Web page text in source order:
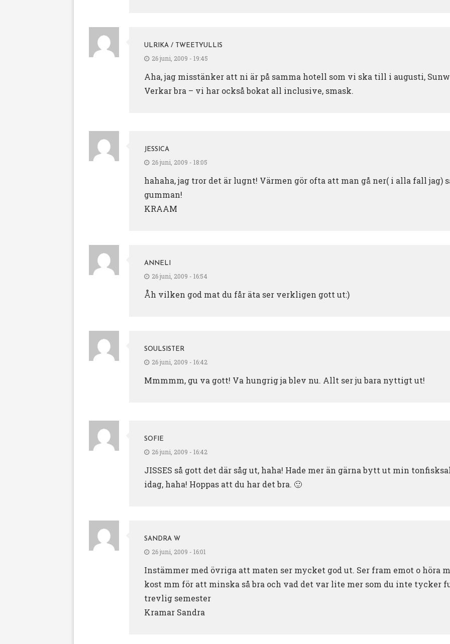
ULRIKA / TWEETYULLIS
26 juni, 2009 - 19:45
Aha, jag misstänker att ni är på samma hotell som vi ska till i augusti,
Verkar bra – vi har också bokat all inclusive, smask.
JESSICA
26 juni, 2009 - 18:05
hahaha, jag tror det är lugnt! Värmen gör ofta att man gå ner( i alla fall jag)
gumman!
KRAAM
ANNELI
26 juni, 2009 - 16:54
Åh vilken god mat du får äta ser verkligen gott ut:)
SOULSISTER
26 juni, 2009 - 16:42
Mmmmm, gu va gott! Va hungrig ja blev nu. Allt ser ju bara nyttigt ut!
SOFIE
26 juni, 2009 - 16:42
JISSES så gott det där såg ut, haha! Hade mer än gärna bytt ut min
idag, haha! Hoppas att du har det bra. 🙂
SANDRA W
26 juni, 2009 - 16:01
Instämmer med övriga att maten ser mycket god ut. Ser fram emot o höra
kost mm för att minska så bra och vad det var lite mer som du inte tycker
trevlig semester
Kramar Sandra